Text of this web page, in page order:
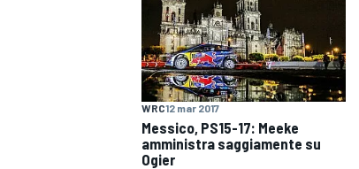
WRC12 mar 2017
Messico, PS15-17: Meeke
amministra saggiamente su
Ogier